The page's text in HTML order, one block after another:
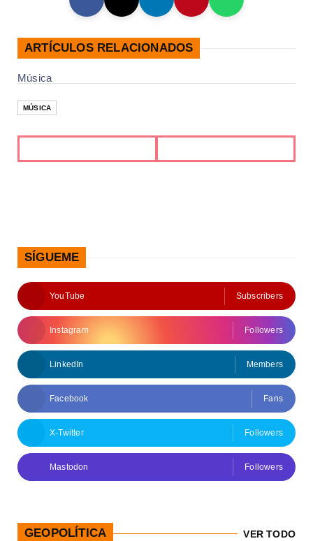
ARTÍCULOS RELACIONADOS
Música
MÚSICA
SÍGUEME
YouTube Subscribers
Instagram Followers
LinkedIn Members
Facebook Fans
X-Twitter Followers
Mastodon Followers
GEOPOLÍTICA VER TODO